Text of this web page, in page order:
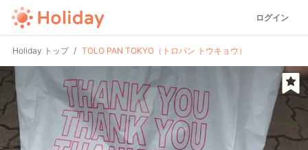
ログイン
Holiday トップ TOLO PAN TOKYO（トロパン トウキョウ）